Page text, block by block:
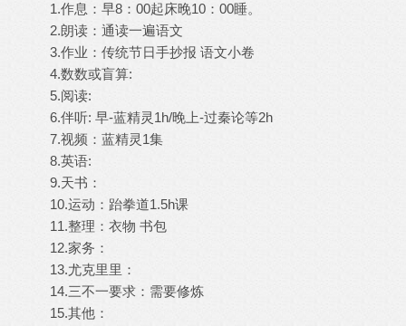
1.作息：早8：00起床晚10：00睡。
2.朗读：通读一遍语文
3.作业：传统节日手抄报 语文小卷
4.数数或盲算:
5.阅读:
6.伴听: 早-蓝精灵1h/晚上-过秦论等2h
7.视频：蓝精灵1集
8.英语:
9.天书：
10.运动：跆拳道1.5h课
11.整理：衣物 书包
12.家务：
13.尤克里里：
14.三不一要求：需要修炼
15.其他：